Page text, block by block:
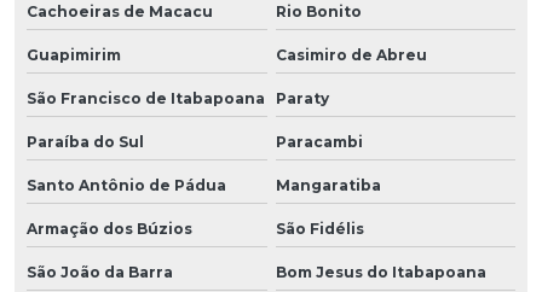
Cachoeiras de Macacu Rio Bonito
Guapimirim Casimiro de Abreu
São Francisco de Itabapoana Paraty
Paraíba do Sul Paracambi
Santo Antônio de Pádua Mangaratiba
Armação dos Búzios São Fidélis
São João da Barra Bom Jesus do Itabapoana